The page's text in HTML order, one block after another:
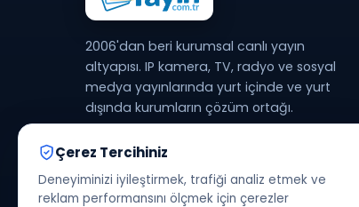
2006'dan beri kurumsal canlı yayın
altyapısı. IP kamera, TV, radyo ve sosyal
medya yayınlarında yurt içinde ve yurt
dışında kurumların çözüm ortağı.
Çerez Tercihiniz
Deneyiminizi iyileştirmek, trafiği analiz etmek ve
reklam performansını ölçmek için çerezler